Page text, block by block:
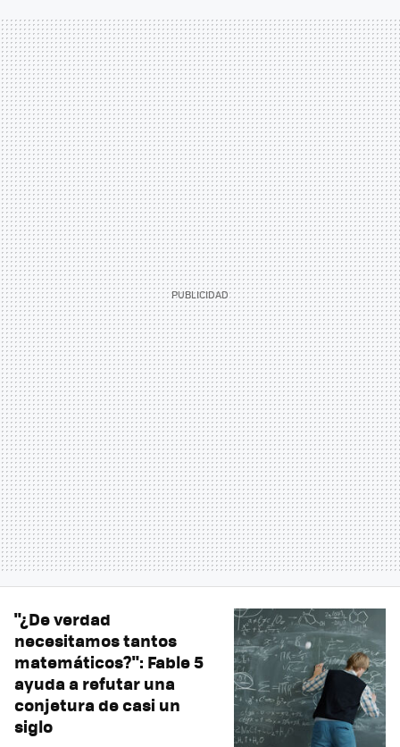
"¿De verdad
necesitamos tantos
matemáticos?": Fable 5
ayuda a refutar una
conjetura de casi un
siglo